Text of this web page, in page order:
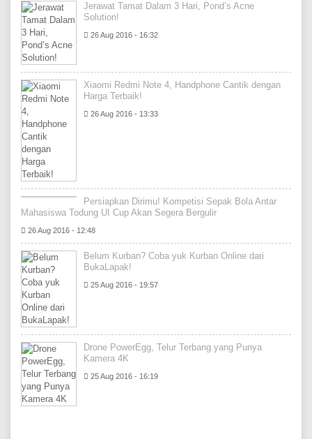
Jerawat Tamat Dalam 3 Hari, Pond’s Acne
Solution!
26 Aug 2016 - 16:32
Xiaomi Redmi Note 4, Handphone Cantik dengan
Harga Terbaik!
26 Aug 2016 - 13:33
Persiapkan Dirimu! Kompetisi Sepak Bola Antar
Mahasiswa Todung UI Cup Akan Segera Bergulir
26 Aug 2016 - 12:48
Belum Kurban? Coba yuk Kurban Online dari
BukaLapak!
25 Aug 2016 - 19:57
Drone PowerEgg, Telur Terbang yang Punya
Kamera 4K
25 Aug 2016 - 16:19